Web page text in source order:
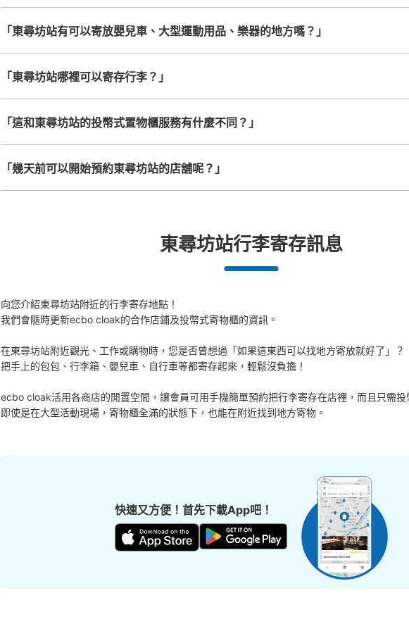
「東尋坊站有可以寄放嬰兒車、大型運動用品、樂器的地方嗎？」
「東尋坊站哪裡可以寄存行李？」
「這和東尋坊站的投幣式置物櫃服務有什麼不同？」
「幾天前可以開始預約東尋坊站的店舖呢？」
東尋坊站行李寄存訊息
向您介紹東尋坊站附近的行李寄存地點！
我們會隨時更新ecbo cloak的合作店鋪及投幣式寄物櫃的資訊。
在東尋坊站附近觀光、工作或購物時，您是否曾想過「如果這東西可以找地方寄放就好了」？
把手上的包包、行李箱、嬰兒車、自行車等都寄存起來，輕鬆沒負擔！
ecbo cloak活用各商店的閒置空間，讓會員可用手機簡單預約把行李寄存在店裡，而且只需投
即使是在大型活動現場，寄物櫃全滿的狀態下，也能在附近找到地方寄物。
快速又方便！首先下載App吧！